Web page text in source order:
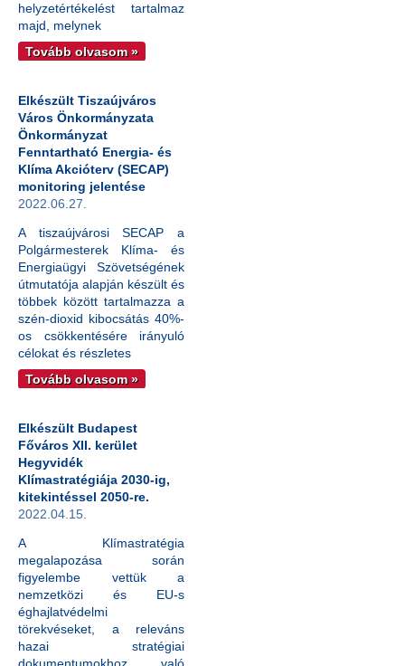
helyzetértékelést tartalmaz
majd, melynek
Tovább olvasom »
Elkészült Tiszaújváros
Város Önkormányzata
Önkormányzat
Fenntartható Energia- és
Klíma Akcióterv (SECAP)
monitoring jelentése
2022.06.27.
A tiszaújvárosi SECAP a
Polgármesterek Klíma- és
Energiaügyi Szövetségének
útmutatója alapján készült és
többek között tartalmazza a
szén-dioxid kibocsátás 40%-
os csökkentésére irányuló
célokat és részletes
Tovább olvasom »
Elkészült Budapest
Főváros XII. kerület
Hegyvidék
Klímastratégiája 2030-ig,
kitekintéssel 2050-re.
2022.04.15.
A Klímastratégia
megalapozása során
figyelembe vettük a
nemzetközi és EU-s
éghajlatvédelmi
törekvéseket, a releváns
hazai stratégiai